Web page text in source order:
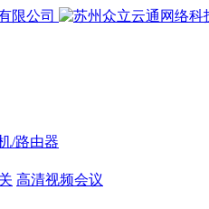
/路由器
高清视频会议